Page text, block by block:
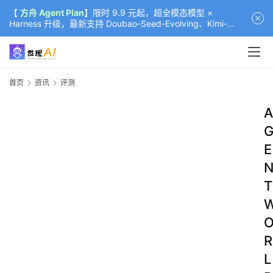
【 方舟 Agent Plan】限时 9.9 元起，超全模态模型 ×
Harness 升级，最新支持 Doubao-Seed-Evolving、Kimi-
K3（部分）、GLM-5.2
首页 资讯 评测
A
G
E
N
T
R
L